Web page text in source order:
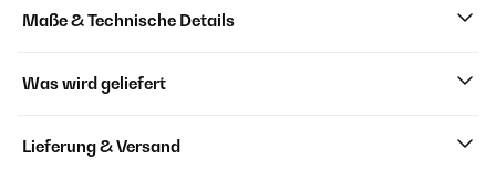
Maße & Technische Details
Was wird geliefert
Lieferung & Versand